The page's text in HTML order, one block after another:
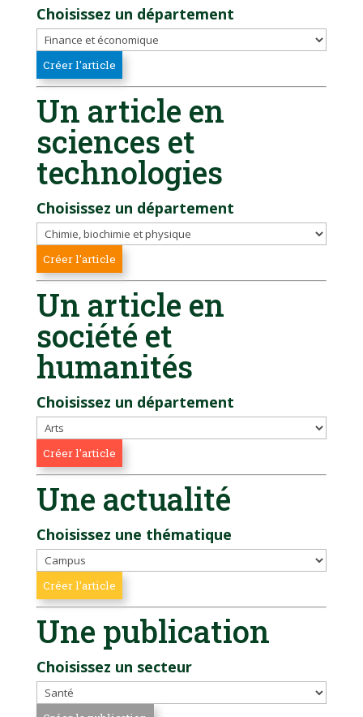
Choisissez un département
Un article en
sciences et
technologies
Choisissez un département
Un article en
société et
humanités
Choisissez un département
Une actualité
Choisissez une thématique
Une publication
Choisissez un secteur